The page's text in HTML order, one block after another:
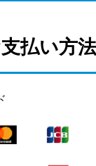
払い方法